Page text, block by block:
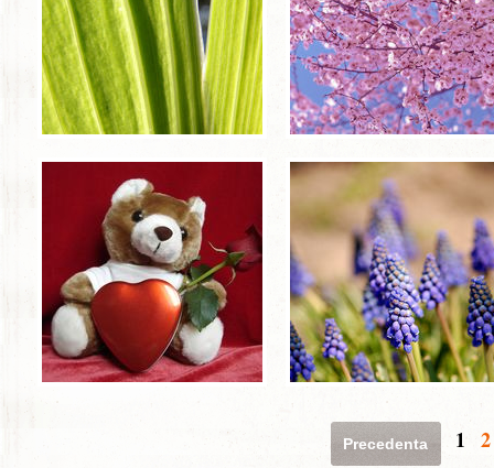
Precedenta 1 2